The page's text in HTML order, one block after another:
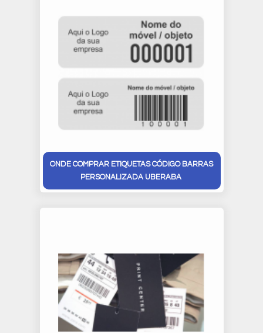
ONDE COMPRAR ETIQUETAS CÓDIGO BARRAS
PERSONALIZADA UBERABA